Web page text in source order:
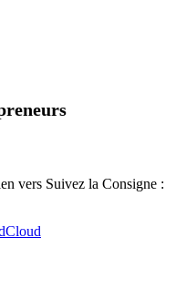
vers Suivez la Consigne :